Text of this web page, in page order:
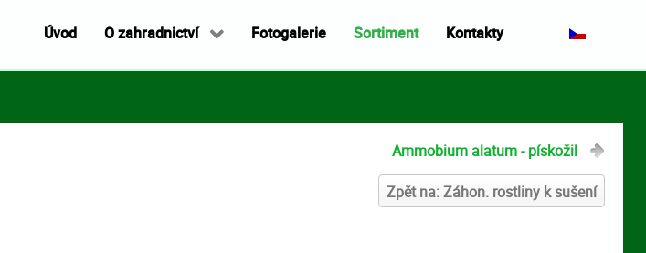
Úvod O zahradnictví Fotogalerie Sortiment Kontakty
Ammobium alatum - pískožil
Zpět na: Záhon. rostliny k sušení